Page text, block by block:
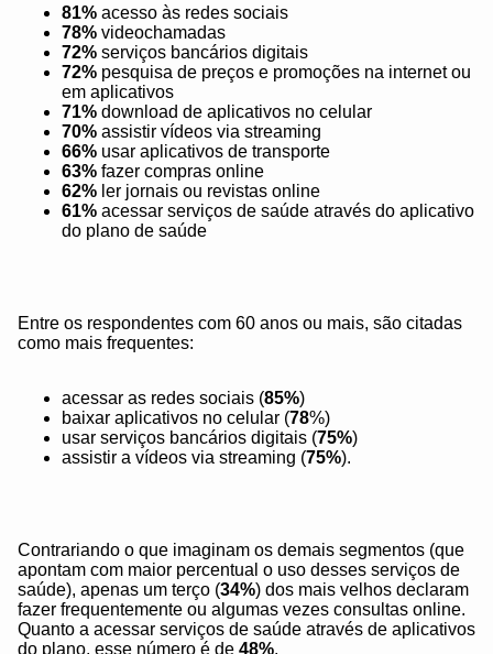
81% acesso às redes sociais
78% videochamadas
72% serviços bancários digitais
72% pesquisa de preços e promoções na internet ou
em aplicativos
71% download de aplicativos no celular
70% assistir vídeos via streaming
66% usar aplicativos de transporte
63% fazer compras online
62% ler jornais ou revistas online
61% acessar serviços de saúde através do aplicativo
do plano de saúde
Entre os respondentes com 60 anos ou mais, são citadas
como mais frequentes:
acessar as redes sociais (85%)
baixar aplicativos no celular (78%)
usar serviços bancários digitais (75%)
assistir a vídeos via streaming (75%).
Contrariando o que imaginam os demais segmentos (que
apontam com maior percentual o uso desses serviços de
saúde), apenas um terço (34%) dos mais velhos declaram
fazer frequentemente ou algumas vezes consultas online.
Quanto a acessar serviços de saúde através de aplicativos
do plano, esse número é de 48%.